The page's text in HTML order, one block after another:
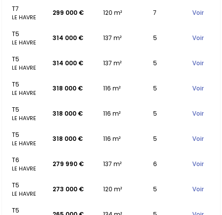
T7
LE HAVRE
299 000 € 120 m² 7 Voir
T5
LE HAVRE
314 000 € 137 m² 5 Voir
T5
LE HAVRE
314 000 € 137 m² 5 Voir
T5
LE HAVRE
318 000 € 116 m² 5 Voir
T5
LE HAVRE
318 000 € 116 m² 5 Voir
T5
LE HAVRE
318 000 € 116 m² 5 Voir
T6
LE HAVRE
279 990 € 137 m² 6 Voir
T5
LE HAVRE
273 000 € 120 m² 5 Voir
T5